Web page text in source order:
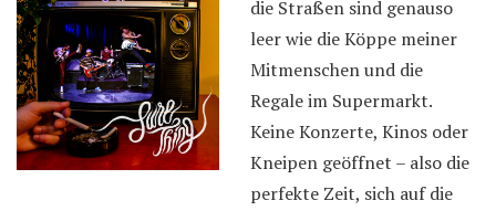
die Straßen sind genauso
leer wie die Köppe meiner
Mitmenschen und die
Regale im Supermarkt.
Keine Konzerte, Kinos oder
Kneipen geöffnet – also die
perfekte Zeit, sich auf die